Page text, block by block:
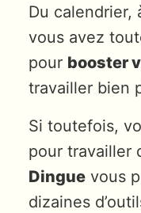
Du calendrier,
vous avez
pour booster
travailler bien
Si toutefois,
pour travailler
Dingue vous
dizaines